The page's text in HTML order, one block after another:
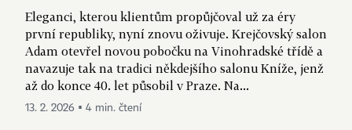
Eleganci, kterou klientům propůjčoval už za éry
první republiky, nyní znovu oživuje. Krejčovský salon
Adam otevřel novou pobočku na Vinohradské třídě a
navazuje tak na tradici někdejšího salonu Kníže, jenž
až do konce 40. let působil v Praze. Na...
13. 2. 2026 ▪ 4 min. čtení